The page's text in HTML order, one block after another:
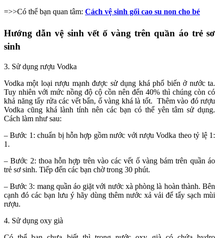
=>>Có thể bạn quan tâm: Cách vệ sinh gối cao su non cho bé
Hướng dẫn vệ sinh vết ố vàng trên quần áo trẻ sơ
sinh
3. Sử dụng rượu Vodka
Vodka một loại rượu mạnh được sử dụng khá phổ biến ở nước ta.
Tuy nhiên với mức nồng độ cộ cồn nên đến 40% thì chúng còn có
khả năng tẩy rửa các vết bẩn, ố vàng khá là tốt. Thêm vào đó rượu
Vodka cũng khá lành tính nên các bạn có thể yên tâm sử dụng.
Cách làm như sau:
– Bước 1: chuẩn bị hỗn hợp gồm nước với rượu Vodka theo tỷ lệ 1:
1.
– Bước 2: thoa hỗn hợp trên vào các vết ố vàng bám trên quần áo
trẻ sơ sinh. Tiếp đến các bạn chờ trong 30 phút.
– Bước 3: mang quần áo giặt với nước xà phòng là hoàn thành. Bên
cạnh đó các bạn lưu ý hãy dùng thêm nước xả vải để tẩy sạch mùi
rượu.
4. Sử dụng oxy già